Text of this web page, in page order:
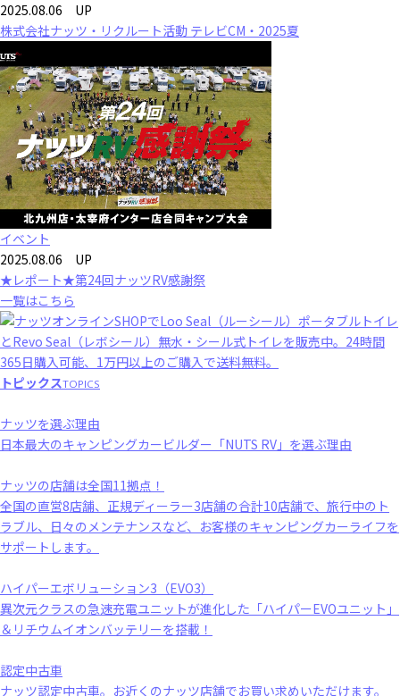
2025.08.06 UP
株式会社ナッツ・リクルート活動 テレビCM・2025夏
イベント
2025.08.06 UP
★レポート★第24回ナッツRV感謝祭
一覧はこちら
トピックスTOPICS
ナッツを選ぶ理由
日本最大のキャンピングカービルダー「NUTS RV」を選ぶ理由
ナッツの店舗は全国11拠点！
全国の直営8店舗、正規ディーラー3店舗の合計10店舗で、旅行中のト
ラブル、日々のメンテナンスなど、お客様のキャンピングカーライフを
サポートします。
ハイパーエボリューション3（EVO3）
異次元クラスの急速充電ユニットが進化した「ハイパーEVOユニット」
＆リチウムイオンバッテリーを搭載！
認定中古車
ナッツ認定中古車。お近くのナッツ店舗でお買い求めいただけます。